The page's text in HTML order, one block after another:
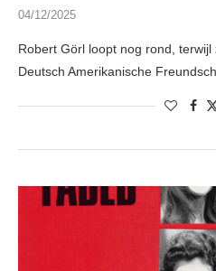
04/12/2025
Robert Görl loopt nog rond,
Deutsch Amerikanische